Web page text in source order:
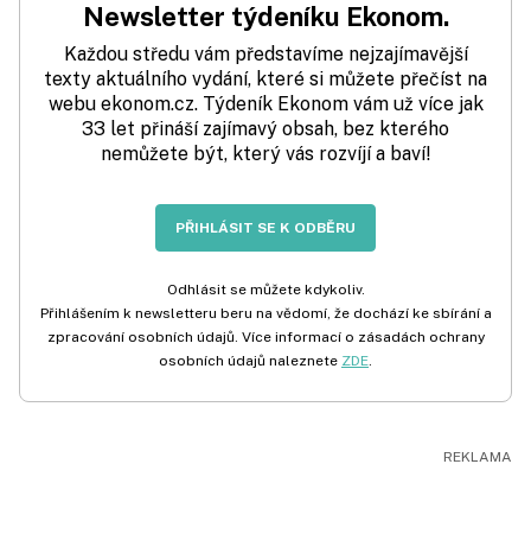
Newsletter týdeníku Ekonom.
Každou středu vám představíme nejzajímavější
texty aktuálního vydání, které si můžete přečíst na
webu ekonom.cz. Týdeník Ekonom vám už více jak
33 let přináší zajímavý obsah, bez kterého
nemůžete být, který vás rozvíjí a baví!
PŘIHLÁSIT SE K ODBĚRU
Odhlásit se můžete kdykoliv.
Přihlášením k newsletteru beru na vědomí, že dochází ke sbírání a
zpracování osobních údajů. Více informací o zásadách ochrany
osobních údajů naleznete ZDE.